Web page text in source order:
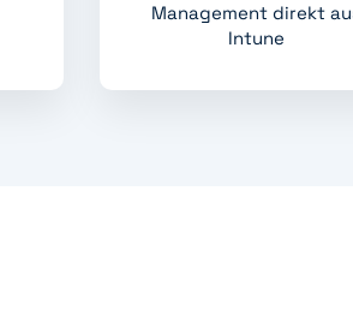
Management direkt
Intune